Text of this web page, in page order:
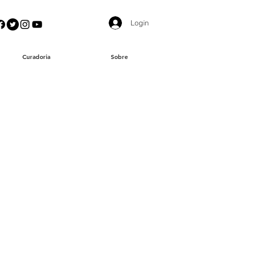
Login
Curadoria Sobre